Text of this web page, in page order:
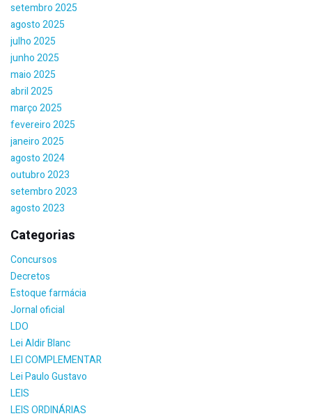
setembro 2025
agosto 2025
julho 2025
junho 2025
maio 2025
abril 2025
março 2025
fevereiro 2025
janeiro 2025
agosto 2024
outubro 2023
setembro 2023
agosto 2023
Categorias
Concursos
Decretos
Estoque farmácia
Jornal oficial
LDO
Lei Aldir Blanc
LEI COMPLEMENTAR
Lei Paulo Gustavo
LEIS
LEIS ORDINÁRIAS